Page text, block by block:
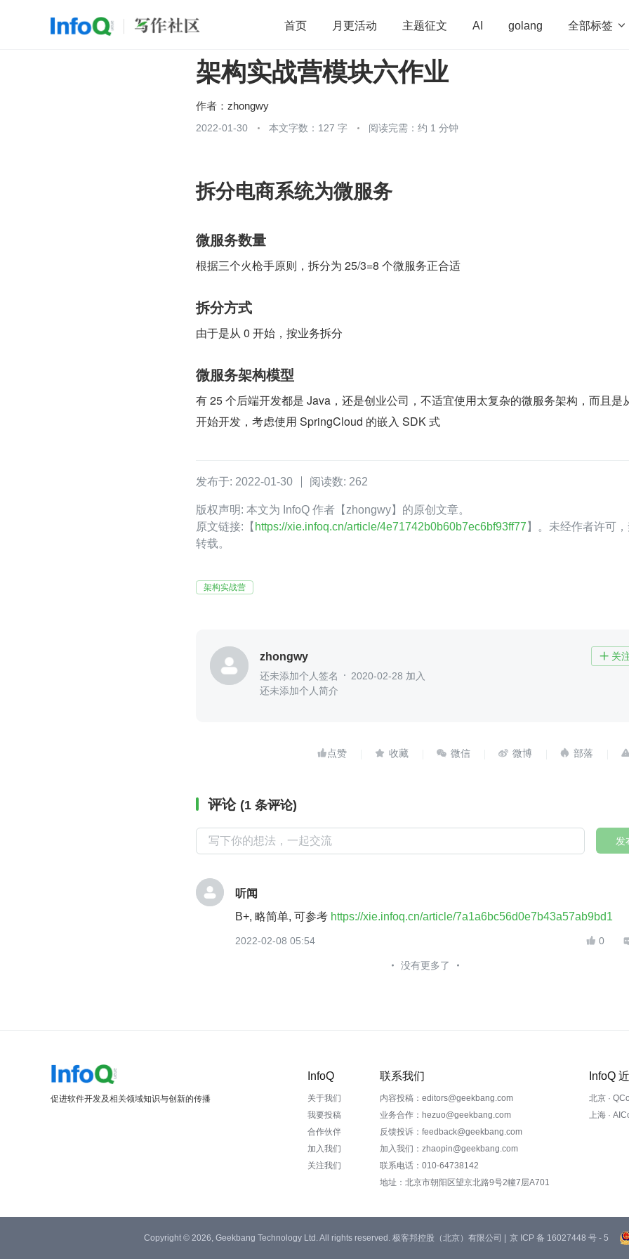
首页 月更活动 主题征文 AI golang 全部标签 
开源 架构 OpenHarmony 算法
架构实战营模块六作业
作者： zhongwy
2022-01-30 本文字数：127 字 阅读完需：约 1 分钟
拆分电商系统为微服务
微服务数量
根据三个火枪手原则，拆分为 25/3=8 个微服务正合适
拆分方式
由于是从 0 开始，按业务拆分
微服务架构模型
有 25 个后端开发都是 Java，还是创业公司，不适宜使用太复杂的微服务架构，而且是
开始开发，考虑使用 SpringCloud 的嵌入 SDK 式
发布于: 2022-01-30 阅读数: 262
版权声明: 本文为 InfoQ 作者【zhongwy】的原创文章。
原文链接:【 https://xie.infoq.cn/article/4e71742b0b60b7ec6bf93ff77 】。未经作者许可
转载。
架构实战营
zhongwy  关
还未添加个人签名
2020-02-28 加入
还未添加个人简介
    
评论 (1 条评论)
发
听闻
B+, 略简单, 可参考 https://xie.infoq.cn/article/7a1a6bc56d0e7b43a57ab9bd1
2022-02-08 05:54  0
没有更多了
促进软件开发及相关领域知识与创新的传播
InfoQ
关于我们
我要投稿
合作伙伴
加入我们
关注我们
联系我们
内容投稿：editors@geekbang.com
业务合作：hezuo@geekbang.com
反馈投诉：feedback@geekbang.com
加入我们：zhaopin@geekbang.com
联系电话：010-64738142
地址：北京市朝阳区望京北路9号2幢7层A701
InfoQ
北京 ·
上海 ·
Copyright © 2026, Geekbang Technology Ltd. All rights reserved. 极客邦控股（北京）有限公司 | 京 ICP 备 16027448 号 - 5